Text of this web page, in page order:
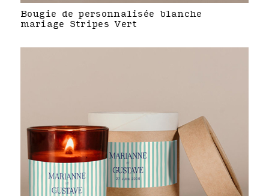
Bougie de personnalisée blanche
mariage Stripes Vert